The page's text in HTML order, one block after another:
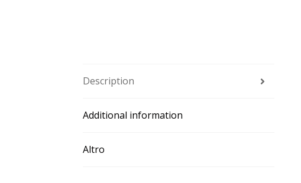
Description
Additional information
Altro